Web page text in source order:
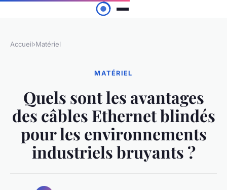
Accueil›Matériel
MATÉRIEL
Quels sont les avantages
des câbles Ethernet blindés
pour les environnements
industriels bruyants ?